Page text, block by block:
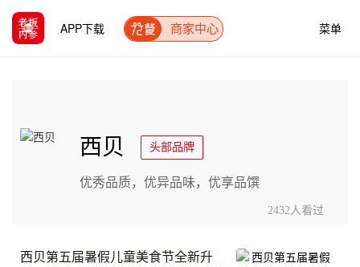
菜单
APP下载 商家中心
西贝 头部品牌
优秀品质，优异品味，优享品馔
2432人看过
西贝第五届暑假儿童美食节全新升